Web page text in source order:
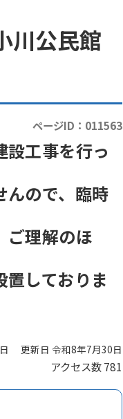
川公民館
ページID：011563
工事を行っ
んので、臨時
ご理解のほ
しておりま
更新日 令和8年7月30日
アクセス数781